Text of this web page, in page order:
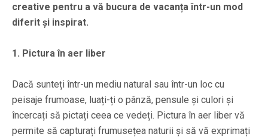
creative pentru a vă bucura de vacanța într-un mod
diferit și inspirat.
1. Pictura în aer liber
Dacă sunteți într-un mediu natural sau într-un loc cu
peisaje frumoase, luați-ți o pânză, pensule și culori și
încercați să pictați ceea ce vedeți. Pictura în aer liber vă
permite să capturați frumusețea naturii și să vă exprimați